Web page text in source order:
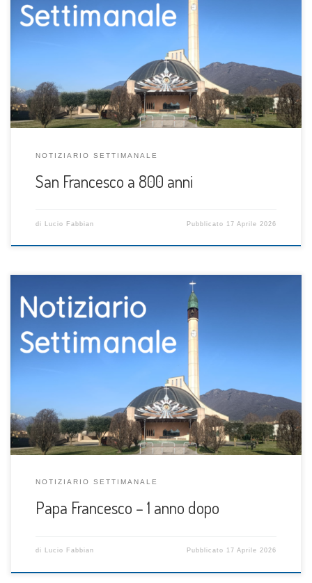
NOTIZIARIO SETTIMANALE
San Francesco a 800 anni
di Lucio Fabbian Pubblicato 17 Aprile 2026
NOTIZIARIO SETTIMANALE
Papa Francesco – 1 anno dopo
di Lucio Fabbian Pubblicato 17 Aprile 2026